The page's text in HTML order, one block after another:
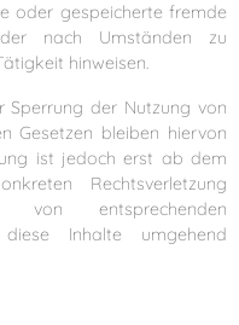
oder gespeicherte fremde
nach Umständen zu
hinweisen.
Sperrung der Nutzung von
Gesetzen bleiben hiervon
ist jedoch erst ab dem
Rechtsverletzung
von entsprechenden
Inhalte umgehend